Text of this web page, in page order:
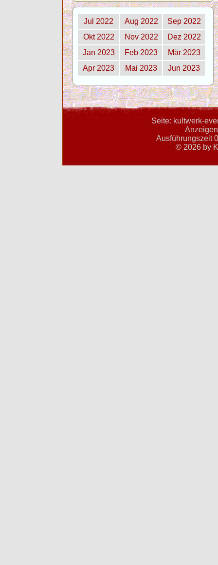
Jul 2022 Aug 2022
Sep 2022
Okt 2022
Nov 2022
Dez 2022
Jan 2023
Feb 2023
Mär 2023
Apr 2023
Mai 2023 Jun 2023
Seite: kultwerk-
Ausführungszeit
© 2026 by